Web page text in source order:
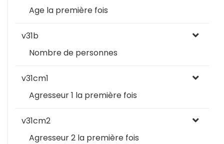
Age la première fois
v31b
Nombre de personnes
v31cm1
Agresseur 1 la première fois
v31cm2
Agresseur 2 la première fois